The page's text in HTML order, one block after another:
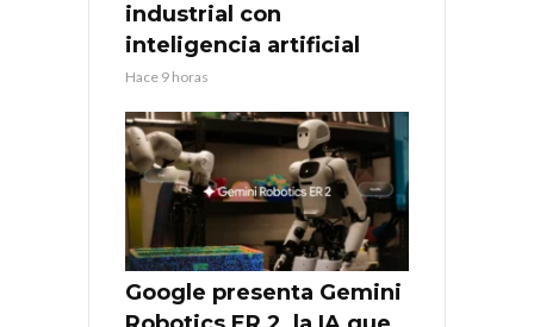
industrial con
inteligencia artificial
Hace 9 horas
Google presenta Gemini